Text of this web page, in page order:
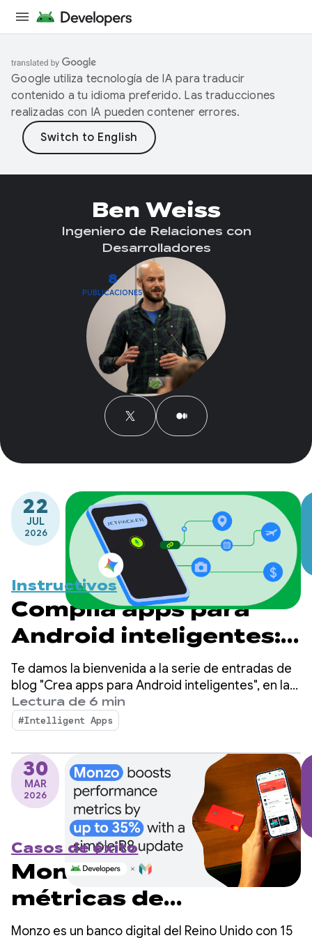
Google utiliza tecnología de IA para traducir
contenido a tu idioma preferido. Las traducciones
realizadas con IA pueden contener errores.
8
PUBLICACIONES
Ben Weiss
Ingeniero de Relaciones con
Desarrolladores
22
JUL
2026
Instructivos
Compila apps para
Android inteligentes:
Intégralas en el
sistema de
inteligencia de
AppFunctions
Te damos la bienvenida a la serie de entradas de
blog "Crea apps para Android inteligentes", en la
que tomamos una app para Android básica y la
transformamos en una experiencia personalizada,
inteligente y basada en agentes. En nuestra
publicación anterior, exploramos cómo
aprovechar Firebase AI Logic para crear
funciones híbridas y potenciadas por IA alojadas
en la nube.
Lectura de 6 min
#Intelligent Apps
30
MAR
2026
Casos de éxito
Monzo aumenta las
métricas de
rendimiento hasta en
Monzo es un banco digital del Reino Unido con 15